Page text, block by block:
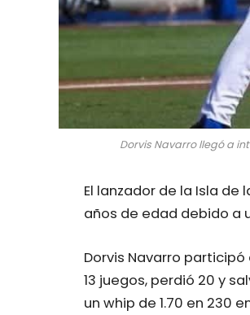
Dorvis Navarro llegó a
El lanzador de la Isla de
años de edad debido a
Dorvis Navarro
13 juegos, perdió 20 y
un whip de 1.70 en 230